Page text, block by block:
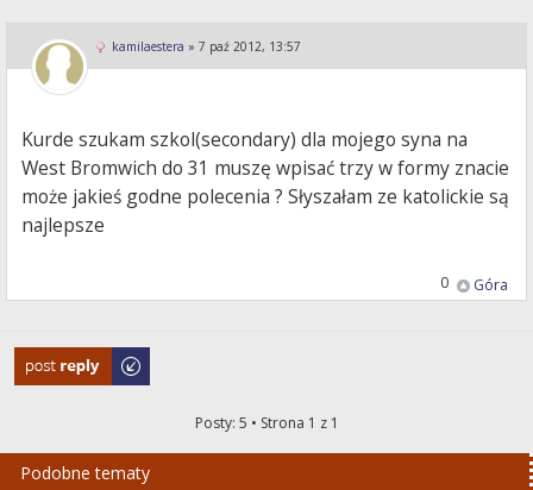
kamilaestera » 7 paź 2012, 13:57
Kurde szukam szkol(secondary) dla mojego syna na
West Bromwich do 31 muszę wpisać trzy w formy znacie
może jakieś godne polecenia ? Słyszałam ze katolickie są
najlepsze
Góra
0
Odpowiedz
Posty: 5 • Strona 1 z 1
Podobne tematy